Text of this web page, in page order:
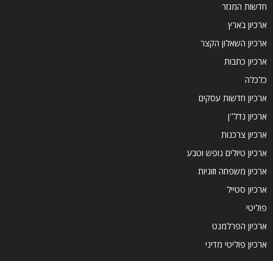
חדשות המגזר
ארכיון בארץ
ארכיון השאלון הקצר
ארכיון כתבות
כלכלה
ארכיון חדשות עסקים
ארכיון נדל''ן
ארכיון צרכנות
ארכיון טיולים נופש וטבע
ארכיון משפחה וזוגיות
ארכיון סטייל
פוליטי
ארכיון הפרלמנט
ארכיון פוליטי מדיני